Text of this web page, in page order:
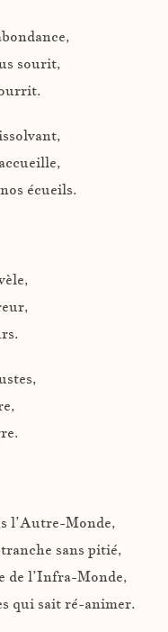
sourit,
écueils.
l’Autre-Monde,
sans pitié,
de l’Infra-Monde,
qui sait ré-animer.